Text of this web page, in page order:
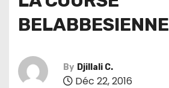
BELABBESIENNE
By Djillali C.
Déc 22, 2016